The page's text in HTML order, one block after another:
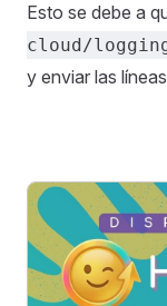
Esto se debe a
cloud/
y enviar las